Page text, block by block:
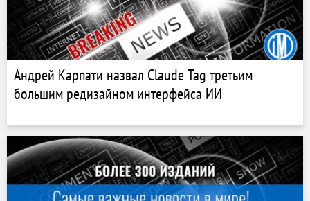
Андрей Карпати назвал Claude Tag третьим
большим редизайном интерфейса ИИ